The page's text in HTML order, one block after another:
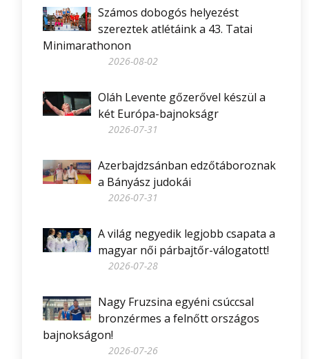
Számos dobogós helyezést
szereztek atlétáink a 43. Tatai
Minimarathonon
2026-08-02
Oláh Levente gőzerővel készül a
két Európa-bajnokságr
2026-07-31
Azerbajdzsánban edzőtáboroznak
a Bányász judokái
2026-07-31
A világ negyedik legjobb csapata a
magyar női párbajtőr-válogatott!
2026-07-28
Nagy Fruzsina egyéni csúccsal
bronzérmes a felnőtt országos
bajnokságon!
2026-07-26